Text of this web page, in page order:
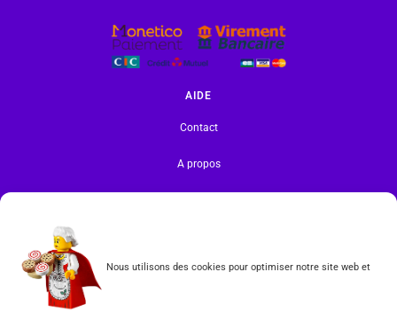
Nous utilisons des cookies pour optimiser notre site web et
AIDE
Contact
A propos
Mentions légales | RGPD